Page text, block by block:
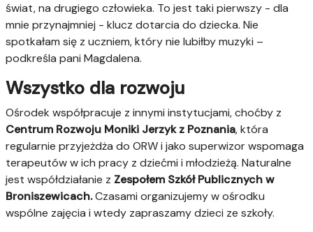
świat, na drugiego człowieka. To jest taki pierwszy - dla
mnie przynajmniej - klucz dotarcia do dziecka. Nie
spotkałam się z uczniem, który nie lubiłby muzyki –
podkreśla pani Magdalena.
Wszystko dla rozwoju
Ośrodek współpracuje z innymi instytucjami, choćby z
Centrum Rozwoju Moniki Jerzyk z Poznania, która
regularnie przyjeżdża do ORW i jako superwizor wspomaga
terapeutów w ich pracy z dziećmi i młodzieżą. Naturalne
jest współdziałanie z Zespołem Szkół Publicznych w
Broniszewicach.Czasami organizujemy w ośrodku
wspólne zajęcia i wtedy zapraszamy dzieci ze szkoły.